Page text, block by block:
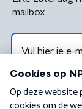
mailbox